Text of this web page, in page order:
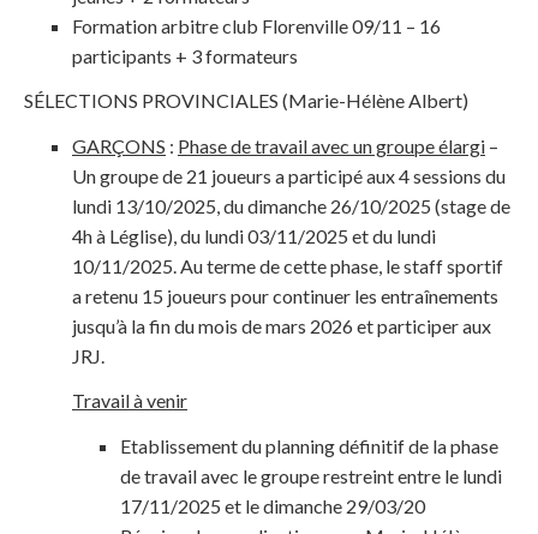
Formation arbitre club Florenville 09/11 – 16
participants + 3 formateurs
SÉLECTIONS PROVINCIALES (Marie-Hélène Albert)
GARÇONS : Phase de travail avec un groupe élargi –
Un groupe de 21 joueurs a participé aux 4 sessions du
lundi 13/10/2025, du dimanche 26/10/2025 (stage de
4h à Léglise), du lundi 03/11/2025 et du lundi
10/11/2025. Au terme de cette phase, le staff sportif
a retenu 15 joueurs pour continuer les entraînements
jusqu’à la fin du mois de mars 2026 et participer aux
JRJ.
Travail à venir
Etablissement du planning définitif de la phase
de travail avec le groupe restreint entre le lundi
17/11/2025 et le dimanche 29/03/20